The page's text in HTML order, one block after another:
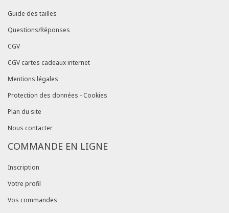
Guide des tailles
Questions/Réponses
CGV
CGV cartes cadeaux internet
Mentions légales
Protection des données - Cookies
Plan du site
Nous contacter
COMMANDE EN LIGNE
Inscription
Votre profil
Vos commandes